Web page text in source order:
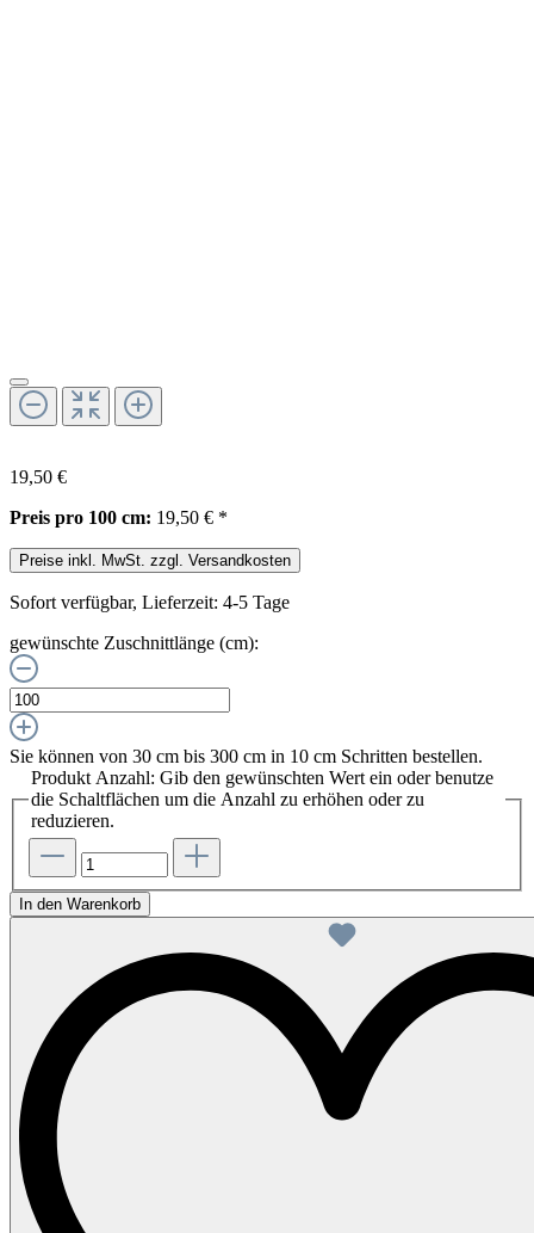
19,50 €
Preis pro 100 cm: 19,50 € *
Preise inkl. MwSt. zzgl. Versandkosten
Sofort verfügbar, Lieferzeit: 4-5 Tage
gewünschte Zuschnittlänge (cm):
Sie können von 30 cm bis 300 cm in 10 cm Schritten bestellen.
Produkt Anzahl: Gib den gewünschten Wert ein oder benutze
die Schaltflächen um die Anzahl zu erhöhen oder zu
reduzieren.
In den Warenkorb